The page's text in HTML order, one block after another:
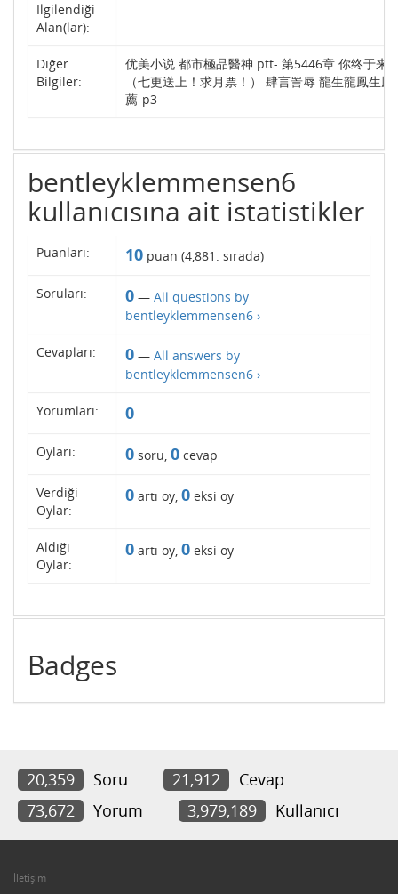
İlgilendiği
Alan(lar):
Diğer
Bilgiler:
优美小说 都市極品醫神 ptt- 第5446章 你终于来
（七更送上！求月票！） 肆言詈辱 龍生龍鳳生鳳
薦-p3
bentleyklemmensen6
kullanıcısına ait istatistikler
Puanları: 10 puan (4,881 . sırada)
Soruları: 0 — All questions by
bentleyklemmensen6 ›
Cevapları: 0 — All answers by
bentleyklemmensen6 ›
Yorumları: 0
Oyları: 0 soru, 0 cevap
Verdiği
Oylar:
0 artı oy, 0 eksi oy
Aldığı
Oylar:
0 artı oy, 0 eksi oy
Badges
20,359 Soru 21,912
Cevap
73,672
Yorum 3,979,189 Kullanıcı
İletişim